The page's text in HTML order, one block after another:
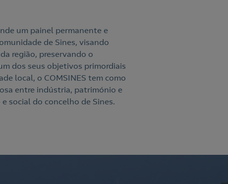
um painel permanente e
de Sines, visando
região, preservando o
dos seus objetivos primordiais
local, o COMSINES tem como
entre indústria, património e
social do concelho de Sines.